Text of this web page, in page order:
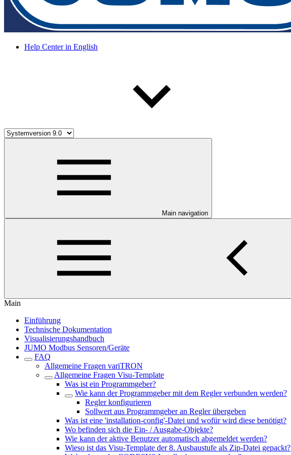
Help Center in English
Main navigation
Main
Einführung
Technische Dokumentation
Visualisierungshandbuch
JUMO Modbus Sensoren/Geräte
FAQ
Allgemeine Fragen variTRON
Allgemeine Fragen Visu-Template
Was ist ein Programmgeber?
Wie kann der Programmgeber mit dem Regler verbunden werden?
Regler konfigurieren
Sollwert aus Programmgeber an Regler übergeben
Was ist eine 'installation-config'-Datei und wofür wird diese benötigt?
Wo befinden sich die Ein- / Ausgabe-Objekte?
Wie kann der aktive Benutzer automatisch abgemeldet werden?
Wieso ist das Visu-Template der 8. Ausbaustufe als Zip-Datei gepackt?